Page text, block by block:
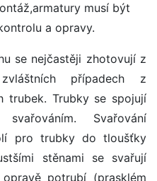
musí být
a opravy.
se nejčastěji zhotovují z
případech z
trubek. Trubky se spojují
Svařování
pro trubky do tloušťky
stěnami se svařují
potrubí (prasklém